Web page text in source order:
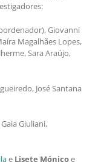
Giovanni
Magalhães Lopes,
Sara Araújo,
José Santana
Giuliani,
e Lisete Mónicoe